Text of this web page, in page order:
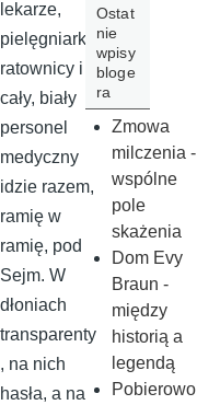
lekarze,
pielęgniarki,
ratownicy i
cały, biały
personel
medyczny
idzie razem,
ramię w
ramię, pod
Sejm. W
dłoniach
transparenty
, na nich
hasła, a na
Ostat
nie
wpisy
bloge
ra
Zmowa
milczenia -
wspólne
pole
skażenia
Dom Evy
Braun -
między
historią a
legendą
Pobierowo